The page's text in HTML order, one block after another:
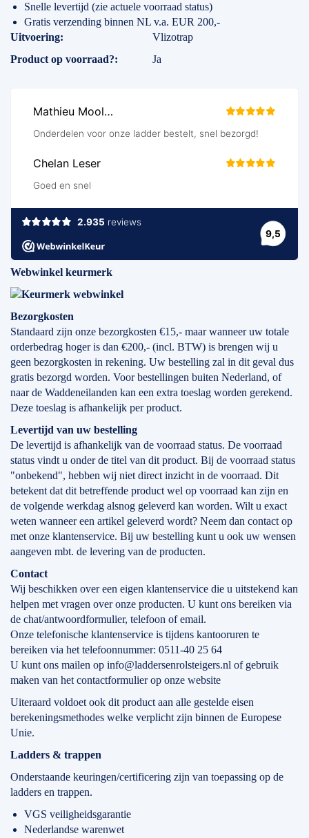
Snelle levertijd (zie actuele voorraad status)
Gratis verzending binnen NL v.a. EUR 200,-
Specificaties
Uitvoering
Vlizotrap
Product op voorraad?
Ja
Webwinkel keurmerk
Bezorgkosten
Standaard zijn onze bezorgkosten €15,- maar wanneer uw totale
orderbedrag hoger is dan €200,- (incl. BTW) is brengen wij u
geen bezorgkosten in rekening. Uw bestelling zal in dit geval dus
gratis bezorgd worden. Voor bestellingen buiten Nederland, of
naar de Waddeneilanden kan een extra toeslag worden gerekend.
Deze toeslag is afhankelijk per product.
Levertijd van uw bestelling
De levertijd is afhankelijk van de voorraad status. De voorraad
status vindt u onder de titel van dit product. Bij de voorraad status
"onbekend", hebben wij niet direct inzicht in de voorraad. Dit
betekent dat dit betreffende product wel op voorraad kan zijn en
de volgende werkdag alsnog geleverd kan worden. Wilt u exact
weten wanneer een artikel geleverd wordt? Neem dan contact op
met onze klantenservice. Bij uw bestelling kunt u ook uw wensen
aangeven mbt. de levering van de producten.
Contact
Wij beschikken over een eigen klantenservice die u uitstekend kan
helpen met vragen over onze producten. U kunt ons bereiken via
de chat/antwoordformulier, telefoon of email.
Onze telefonische klantenservice is tijdens kantooruren te
bereiken via het telefoonnummer: 0511-40 25 64
U kunt ons mailen op info@laddersenrolsteigers.nl of gebruik
maken van het contactformulier op onze website
Uiteraard voldoet ook dit product aan alle gestelde eisen
berekeningsmethodes welke verplicht zijn binnen de Europese
Unie.
Ladders & trappen
Onderstaande keuringen/certificering zijn van toepassing op de
ladders en trappen.
VGS veiligheidsgarantie
Nederlandse warenwet